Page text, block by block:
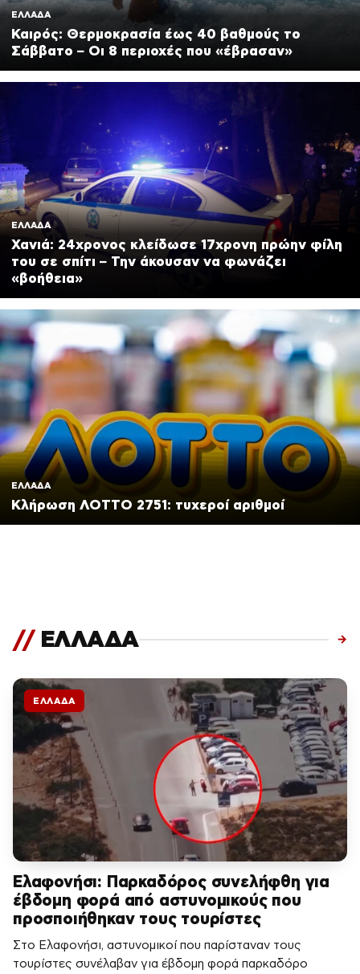
ΕΛΛΑΔΑ
Καιρός: Θερμοκρασία έως 40 βαθμούς το
Σάββατο – Οι 8 περιοχές που «έβρασαν»
ΕΛΛΑΔΑ
Χανιά: 24χρονος κλείδωσε 17χρονη πρώην φίλη
του σε σπίτι – Την άκουσαν να φωνάζει
«βοήθεια»
ΕΛΛΑΔΑ
Κλήρωση ΛΟΤΤΟ 2751: τυχεροί αριθμοί
// ΕΛΛΑΔΑ →
ΕΛΛΑΔΑ
Ελαφονήσι: Παρκαδόρος συνελήφθη για
έβδομη φορά από αστυνομικούς που
προσποιήθηκαν τους τουρίστες
Στο Ελαφονήσι, αστυνομικοί που παρίσταναν τους
τουρίστες συνέλαβαν για έβδομη φορά παρκαδόρο